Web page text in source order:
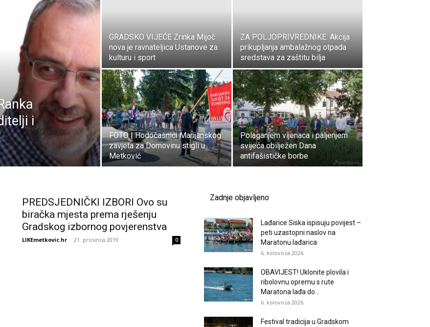
i
GRADSKO VIJEĆE Zrinka Mijoč
nova je ravnateljica Ustanove za
kulturu i sport
ZA POLJOPRIVREDNIKE: Akcija
prikupljanja ambalažnog otpada
sredstava za zaštitu bilja
FOTO | Hodočasnici Marijanskog
zavjeta za Domovinu stigli u
Metković
Polaganjem vijenaca i paljenjem
svijeća obilježen Dana
antifašističke borbe
PREDSJEDNIČKI IZBORI Ovo su
biračka mjesta prema rješenju
Gradskog izbornog povjerenstva
LIKEmetkovic.hr - 21. prosinca 2019. 0
Zadnje objavljeno
Lađarice Siska ispisuju povijest –
peti uzastopni naslov na
Maratonu lađarica
6. kolovoza 2026.
OBAVIJEST! Uklonite plovila i
ribolovnu opremu s rute
Maratona lađa do...
6. kolovoza 2026.
Festival tradicija u Gradskom